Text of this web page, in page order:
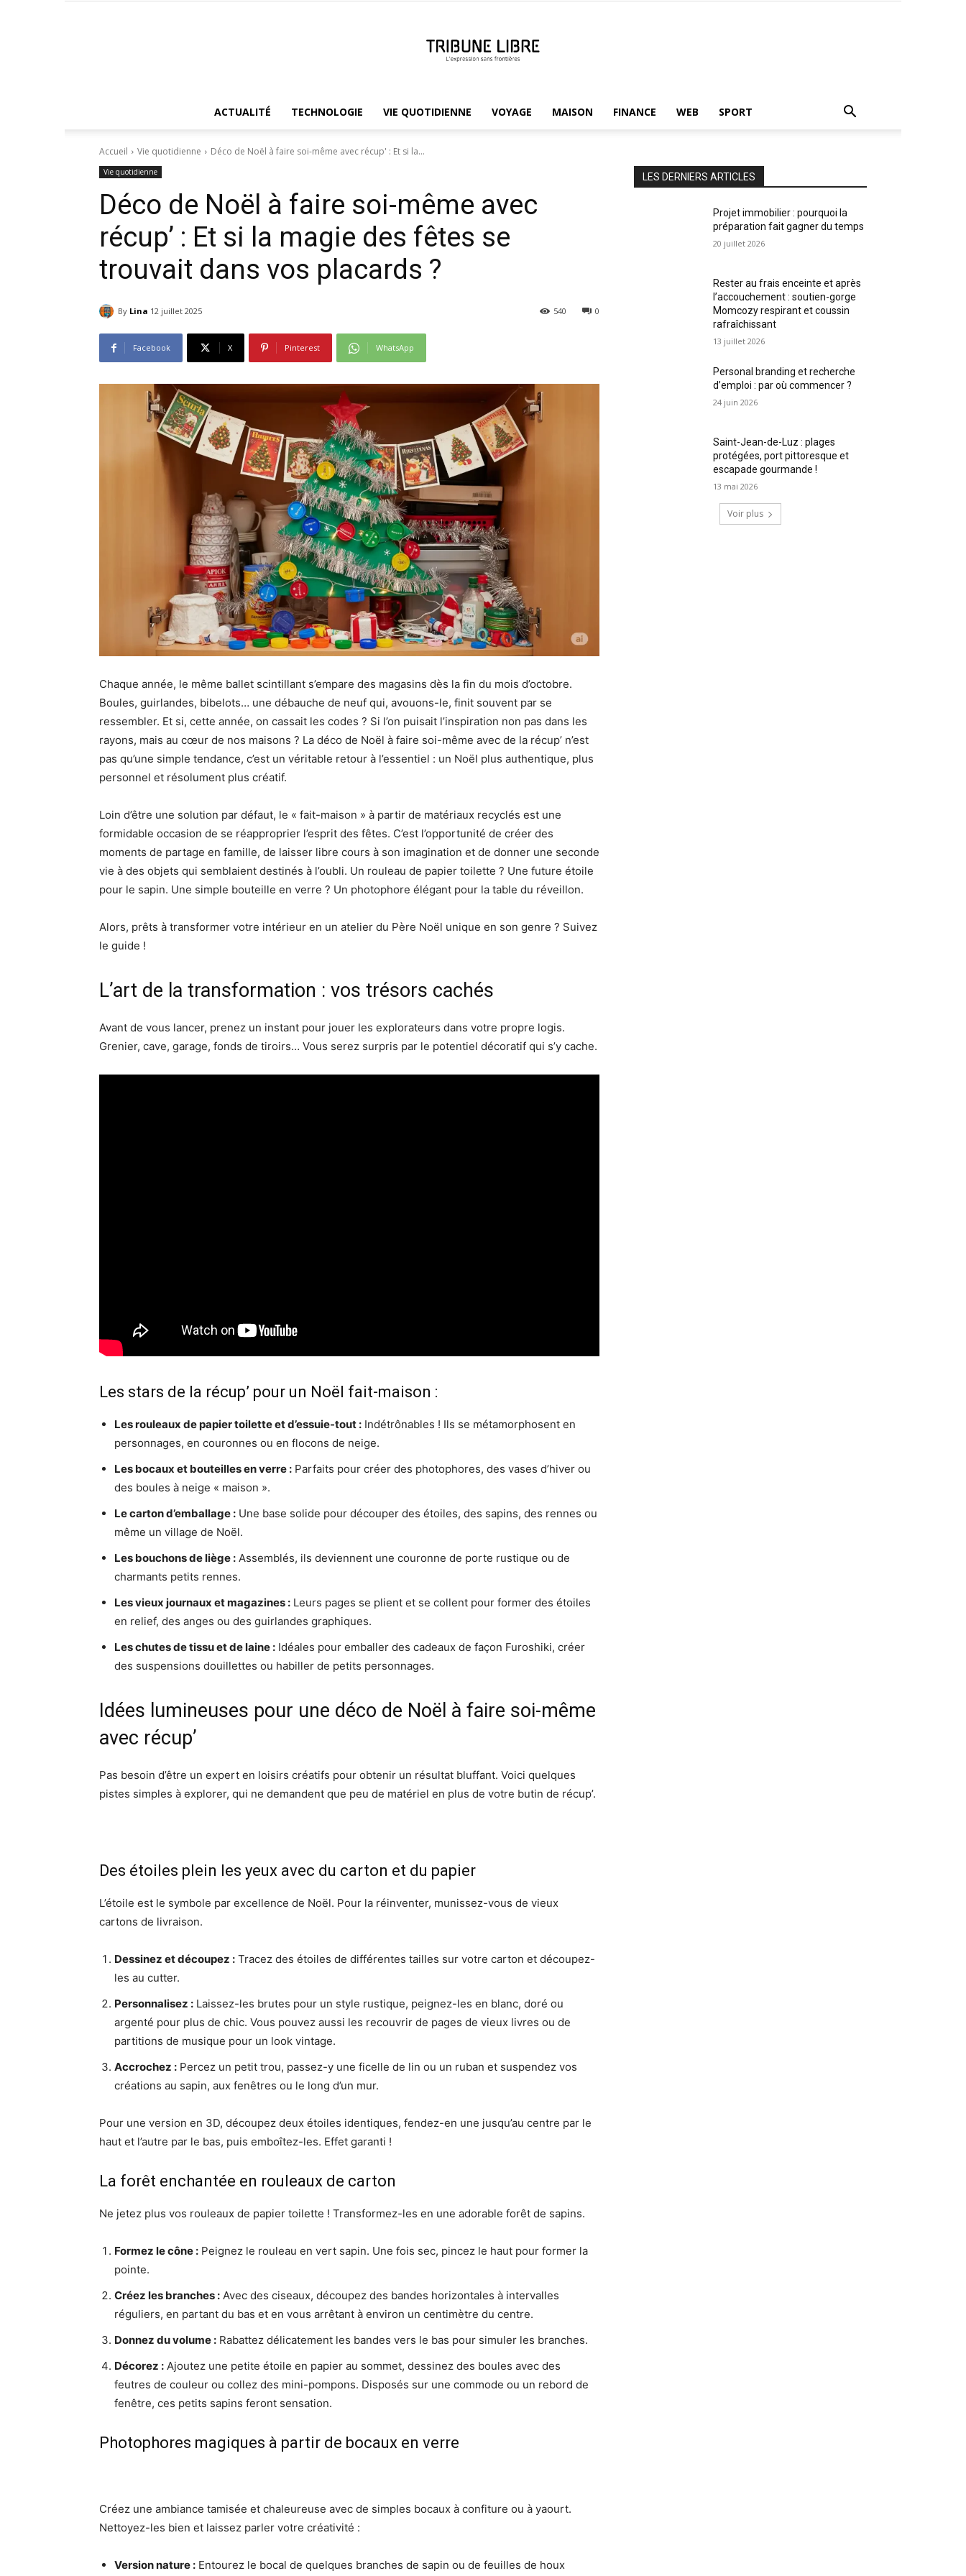
ACTUALITÉ TECHNOLOGIE VIE QUOTIDIENNE VOYAGE MAISON FINANCE WEB SPORT
Accueil Vie quotidienne Déco de Noël à faire soi-même avec récup' : Et si la...
Vie quotidienne
Déco de Noël à faire soi-même avec
récup’ : Et si la magie des fêtes se
trouvait dans vos placards ?
By Lina 12 juillet 2025 0
540
Facebook X Pinterest WhatsApp
Chaque année, le même ballet scintillant s’empare des magasins dès la fin du mois d’octobre.
Boules, guirlandes, bibelots… une débauche de neuf qui, avouons-le, finit souvent par se
ressembler. Et si, cette année, on cassait les codes ? Si l’on puisait l’inspiration non pas dans les
rayons, mais au cœur de nos maisons ? La déco de Noël à faire soi-même avec de la récup’ n’est
pas qu’une simple tendance, c’est un véritable retour à l’essentiel : un Noël plus authentique, plus
personnel et résolument plus créatif.
Loin d’être une solution par défaut, le « fait-maison » à partir de matériaux recyclés est une
formidable occasion de se réapproprier l’esprit des fêtes. C’est l’opportunité de créer des
moments de partage en famille, de laisser libre cours à son imagination et de donner une seconde
vie à des objets qui semblaient destinés à l’oubli. Un rouleau de papier toilette ? Une future étoile
pour le sapin. Une simple bouteille en verre ? Un photophore élégant pour la table du réveillon.
Alors, prêts à transformer votre intérieur en un atelier du Père Noël unique en son genre ? Suivez
le guide !
L’art de la transformation : vos trésors cachés
Avant de vous lancer, prenez un instant pour jouer les explorateurs dans votre propre logis.
Grenier, cave, garage, fonds de tiroirs… Vous serez surpris par le potentiel décoratif qui s’y cache.
Les stars de la récup’ pour un Noël fait-maison :
Les rouleaux de papier toilette et d’essuie-tout : Indétrônables ! Ils se métamorphosent en
personnages, en couronnes ou en flocons de neige.
Les bocaux et bouteilles en verre : Parfaits pour créer des photophores, des vases d’hiver ou
des boules à neige « maison ».
Le carton d’emballage : Une base solide pour découper des étoiles, des sapins, des rennes ou
même un village de Noël.
Les bouchons de liège : Assemblés, ils deviennent une couronne de porte rustique ou de
charmants petits rennes.
Les vieux journaux et magazines : Leurs pages se plient et se collent pour former des étoiles
en relief, des anges ou des guirlandes graphiques.
Les chutes de tissu et de laine : Idéales pour emballer des cadeaux de façon Furoshiki, créer
des suspensions douillettes ou habiller de petits personnages.
Idées lumineuses pour une déco de Noël à faire soi-même
avec récup’
Pas besoin d’être un expert en loisirs créatifs pour obtenir un résultat bluffant. Voici quelques
pistes simples à explorer, qui ne demandent que peu de matériel en plus de votre butin de récup’.
Des étoiles plein les yeux avec du carton et du papier
L’étoile est le symbole par excellence de Noël. Pour la réinventer, munissez-vous de vieux
cartons de livraison.
Dessinez et découpez : Tracez des étoiles de différentes tailles sur votre carton et découpez-
les au cutter.
Personnalisez : Laissez-les brutes pour un style rustique, peignez-les en blanc, doré ou
argenté pour plus de chic. Vous pouvez aussi les recouvrir de pages de vieux livres ou de
partitions de musique pour un look vintage.
Accrochez : Percez un petit trou, passez-y une ficelle de lin ou un ruban et suspendez vos
créations au sapin, aux fenêtres ou le long d’un mur.
Pour une version en 3D, découpez deux étoiles identiques, fendez-en une jusqu’au centre par le
haut et l’autre par le bas, puis emboîtez-les. Effet garanti !
La forêt enchantée en rouleaux de carton
Ne jetez plus vos rouleaux de papier toilette ! Transformez-les en une adorable forêt de sapins.
Formez le cône : Peignez le rouleau en vert sapin. Une fois sec, pincez le haut pour former la
pointe.
Créez les branches : Avec des ciseaux, découpez des bandes horizontales à intervalles
réguliers, en partant du bas et en vous arrêtant à environ un centimètre du centre.
Donnez du volume : Rabattez délicatement les bandes vers le bas pour simuler les branches.
Décorez : Ajoutez une petite étoile en papier au sommet, dessinez des boules avec des
feutres de couleur ou collez des mini-pompons. Disposés sur une commode ou un rebord de
fenêtre, ces petits sapins feront sensation.
Photophores magiques à partir de bocaux en verre
Créez une ambiance tamisée et chaleureuse avec de simples bocaux à confiture ou à yaourt.
Nettoyez-les bien et laissez parler votre créativité :
Version nature : Entourez le bocal de quelques branches de sapin ou de feuilles de houx
LES DERNIERS ARTICLES
Projet immobilier : pourquoi la
préparation fait gagner du temps
20 juillet 2026
Rester au frais enceinte et après
l’accouchement : soutien-gorge
Momcozy respirant et coussin
rafraîchissant
13 juillet 2026
Personal branding et recherche
d’emploi : par où commencer ?
24 juin 2026
Saint-Jean-de-Luz : plages
protégées, port pittoresque et
escapade gourmande !
13 mai 2026
Voir plus